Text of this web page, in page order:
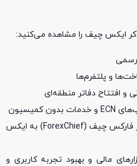
۲۰۲۳ میلادی – تغییر برند از فارکس چیف (ForexChief) به ایکس
مالی و بهبود تجربه کاربری و